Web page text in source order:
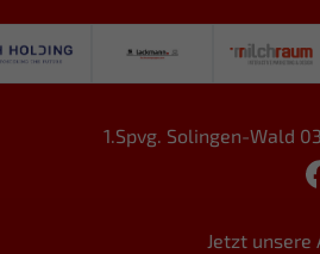
1.Spvg. Solingen-Wald
Jetzt unsere